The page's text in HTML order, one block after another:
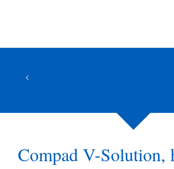
Compad V-Solution,